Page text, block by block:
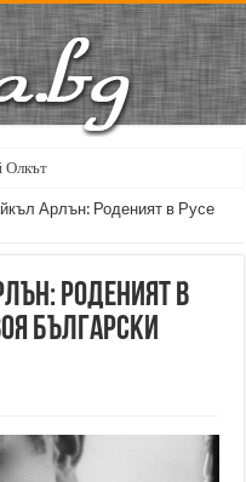
Олкът
Арлън: Роденият в Русе
Роденият в
български